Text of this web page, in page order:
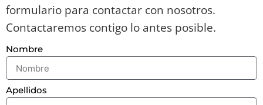
formulario para contactar con nosotros.
Contactaremos contigo lo antes posible.
Nombre
Apellidos